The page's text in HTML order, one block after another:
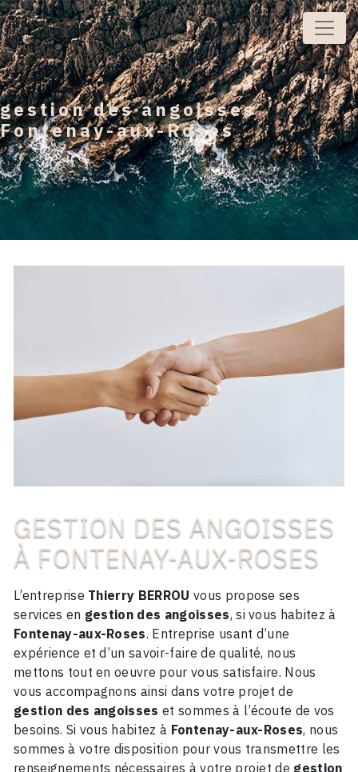
Panneau de gestion des cookies
gestion des angoisses
Fontenay-aux-Roses
GESTION DES ANGOISSES
À FONTENAY-AUX-ROSES
L’entreprise Thierry BERROU vous propose ses
services en gestion des angoisses, si vous habitez à
Fontenay-aux-Roses. Entreprise usant d’une
expérience et d’un savoir-faire de qualité, nous
mettons tout en oeuvre pour vous satisfaire. Nous
vous accompagnons ainsi dans votre projet de
gestion des angoisses et sommes à l’écoute de vos
besoins. Si vous habitez à Fontenay-aux-Roses, nous
sommes à votre disposition pour vous transmettre les
renseignements nécessaires à votre projet de gestion